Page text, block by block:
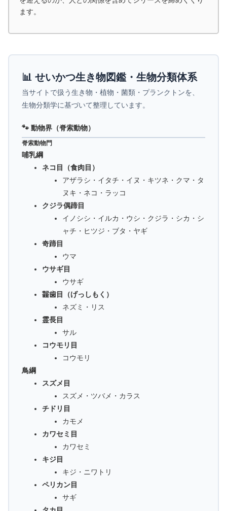
ます。
📊 せいかつ生き物図鑑・生物分類体系
当サイトで扱う生き物・植物・菌類・プランクトンを、
生物分類学に基づいて整理しています。
🐾 動物界（脊索動物）
脊索動物門
哺乳綱
ネコ目（食肉目）
アザラシ・イタチ・イヌ・キツネ・クマ・タ
ヌキ・ネコ・ラッコ
クジラ偶蹄目
イノシシ・イルカ・ウシ・クジラ・シカ・シ
ャチ・ヒツジ・ブタ・ヤギ
奇蹄目
ウマ
ウサギ目
ウサギ
齧歯目（げっしもく）
ネズミ・リス
霊長目
サル
コウモリ目
コウモリ
鳥綱
スズメ目
スズメ・ツバメ・カラス
チドリ目
カモメ
カワセミ目
カワセミ
キジ目
キジ・ニワトリ
ペリカン目
サギ